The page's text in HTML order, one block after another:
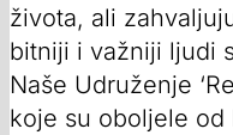
života, ali
bitniji i važniji ljudi
Naše Udruženje
koje su oboljele od